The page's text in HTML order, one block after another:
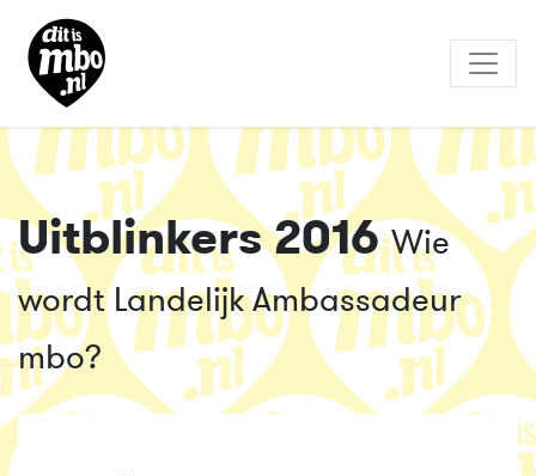
Uitblinkers 2016Wie
wordt Landelijk Ambassadeur
mbo?